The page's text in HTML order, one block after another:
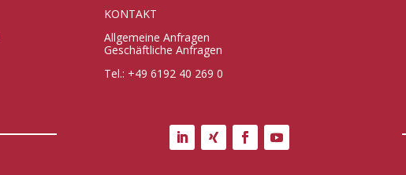
KONTAKT
Allgemeine Anfragen
Geschäftliche Anfragen
Tel.: +49 6192 40 269 0